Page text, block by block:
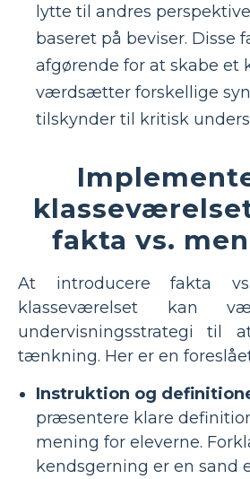
lytte til andres
baseret på beviser. Disse
afgørende for at skabe et
værdsætter forskellige
tilskynder til kritisk
fakta vs.
At introducere fakta
klasseværelset kan
undervisningsstrategi til
tænkning. Her er en
Instruktion og
præsentere klare
mening for eleverne.
kendsgerning er en sand